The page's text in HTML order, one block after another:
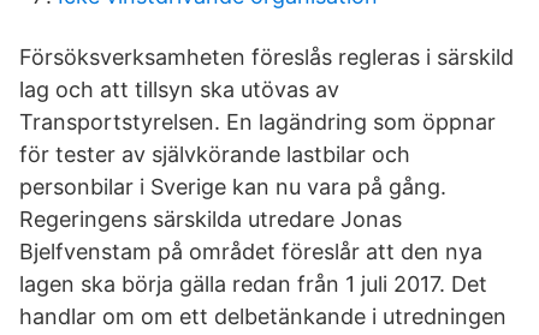
Försöksverksamheten föreslås regleras i särskild
lag och att tillsyn ska utövas av
Transportstyrelsen. En lagändring som öppnar
för tester av självkörande lastbilar och
personbilar i Sverige kan nu vara på gång.
Regeringens särskilda utredare Jonas
Bjelfvenstam på området föreslår att den nya
lagen ska börja gälla redan från 1 juli 2017. Det
handlar om om ett delbetänkande i utredningen